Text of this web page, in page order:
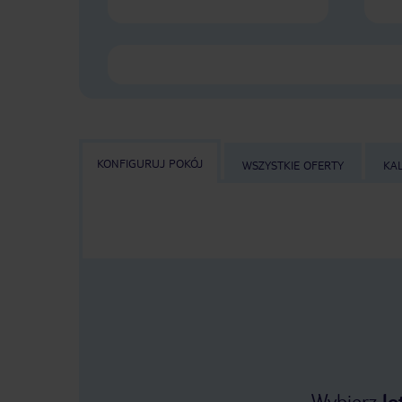
KONFIGURUJ POKÓJ WSZYSTKIE OFERTY